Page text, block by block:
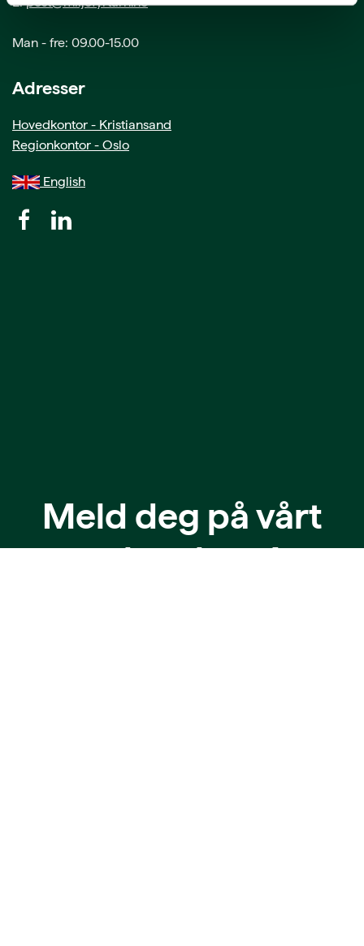
Man - fre: 09.00-15.00
Adresser
Hovedkontor - Kristiansand
Regionkontor - Oslo
English
Meld deg på vårt
nyhetsbrev!